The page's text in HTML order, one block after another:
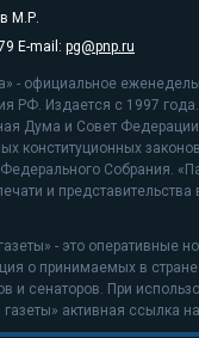
М.Р.
E-mail: pg@pnp.ru
- официальное
РФ. Издается с 1997
Дума и Совет
конституционных
Собрания.
и представительства
- это оперативные
о принимаемых в стране
и сенаторов. При
активная ссылка